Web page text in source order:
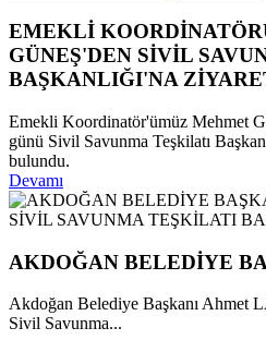
EMEKLİ
GÜNEŞ'DEN SİVİL
BAŞKANLIĞI'NA
Emekli Koordinatör'ümüz Mehmet
günü Sivil Savunma Teşkilatı
bulundu.
Devamı
AKDOĞAN BELEDİYE
Akdoğan Belediye Başkanı Ahmet
Sivil Savunma...